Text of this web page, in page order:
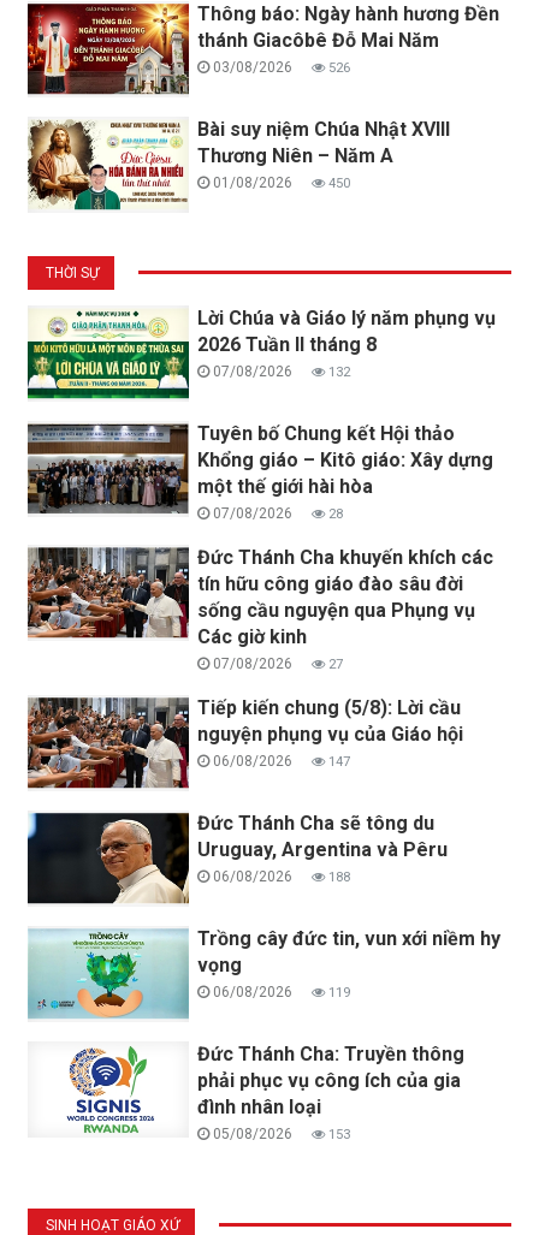
Thông báo: Ngày hành hương Đền
thánh Giacôbê Đỗ Mai Năm
03/08/2026 526
Bài suy niệm Chúa Nhật XVIII
Thương Niên – Năm A
01/08/2026 450
THỜI SỰ
Lời Chúa và Giáo lý năm phụng vụ
2026 Tuần II tháng 8
07/08/2026 132
Tuyên bố Chung kết Hội thảo
Khổng giáo – Kitô giáo: Xây dựng
một thế giới hài hòa
07/08/2026 28
Đức Thánh Cha khuyến khích các
tín hữu công giáo đào sâu đời
sống cầu nguyện qua Phụng vụ
Các giờ kinh
07/08/2026 27
Tiếp kiến chung (5/8): Lời cầu
nguyện phụng vụ của Giáo hội
06/08/2026 147
Đức Thánh Cha sẽ tông du
Uruguay, Argentina và Pêru
06/08/2026 188
Trồng cây đức tin, vun xới niềm hy
vọng
06/08/2026 119
Đức Thánh Cha: Truyền thông
phải phục vụ công ích của gia
đình nhân loại
05/08/2026 153
SINH HOẠT GIÁO XỨ